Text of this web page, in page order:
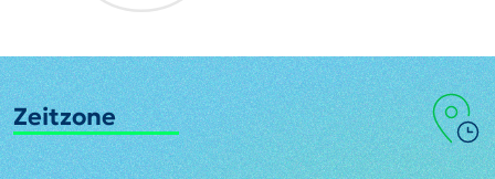
Zeitzone